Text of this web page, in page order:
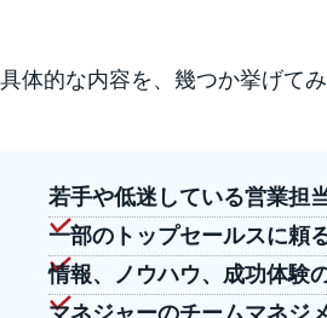
具体的な内容を、幾つか挙げてみ
若手や低迷している営業担
一部のトップセールスに頼
情報、ノウハウ、成功体験
マネジャーのチームマネジ